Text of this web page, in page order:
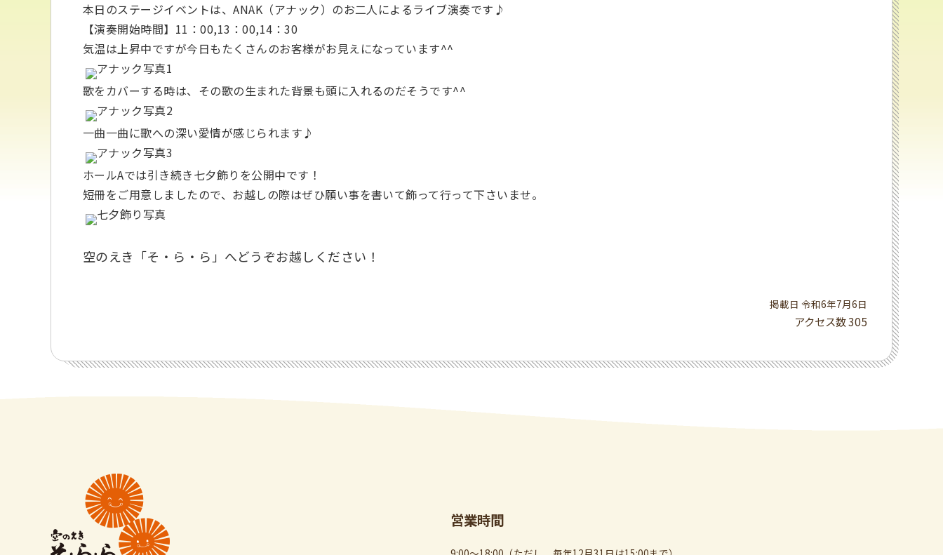
本日のステージイベントは、ANAK（アナック）のお二人によるライブ演奏です♪
【演奏開始時間】11：00,13：00,14：30
気温は上昇中ですが今日もたくさんのお客様がお見えになっています^^
歌をカバーする時は、その歌の生まれた背景も頭に入れるのだそうです^^
一曲一曲に歌への深い愛情が感じられます♪
ホールAでは引き続き七夕飾りを公開中です！
短冊をご用意しましたので、お越しの際はぜひ願い事を書いて飾って行って下さいませ。
空のえき「そ・ら・ら」へどうぞお越しください！
掲載日 令和6年7月6日
アクセス数305
営業時間